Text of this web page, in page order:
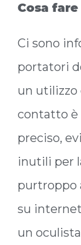
Cosa
Ci sono
portatori
un utilizzo
contatto è
preciso,
inutili per
purtroppo
su
un